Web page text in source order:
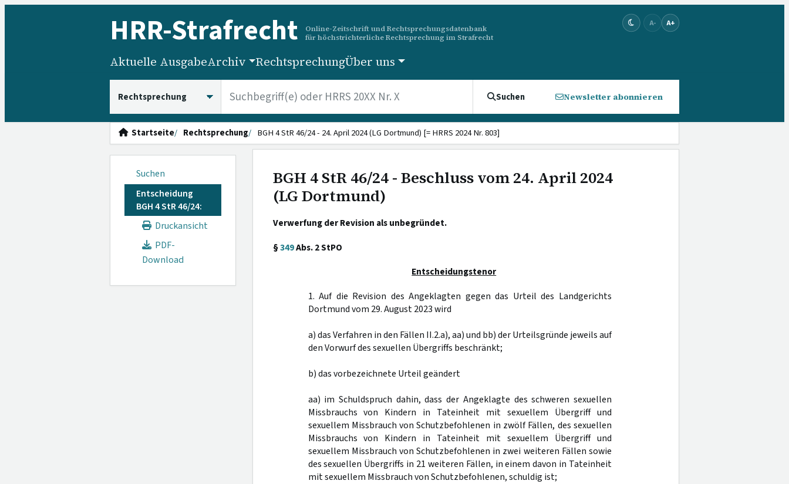
HRR-Strafrecht
Online-Zeitschrift und Rechtsprechungsdatenbank
für höchstrichterliche Rechtsprechung im Strafrecht
A- A+
Aktuelle AusgabeArchiv RechtsprechungÜber uns
Suchen Newsletter abonnieren
Startseite Rechtsprechung BGH 4 StR 46/24 - 24. April 2024 (LG Dortmund) [= HRRS 2024 Nr. 803]
Suchen
Entscheidung
BGH 4 StR 46/24:
Druckansicht
PDF-
Download
BGH 4 StR 46/24 - Beschluss vom 24. April 2024
(LG Dortmund)
Verwerfung der Revision als unbegründet.
§349Abs. 2 StPO
Entscheidungstenor
1. Auf die Revision des Angeklagten gegen das Urteil des Landgerichts
Dortmund vom 29. August 2023 wird
a) das Verfahren in den Fällen II.2.a), aa) und bb) der Urteilsgründe jeweils auf
den Vorwurf des sexuellen Übergriffs beschränkt;
b) das vorbezeichnete Urteil geändert
aa) im Schuldspruch dahin, dass der Angeklagte des schweren sexuellen
Missbrauchs von Kindern in Tateinheit mit sexuellem Übergriff und
sexuellem Missbrauch von Schutzbefohlenen in zwölf Fällen, des sexuellen
Missbrauchs von Kindern in Tateinheit mit sexuellem Übergriff und
sexuellem Missbrauch von Schutzbefohlenen in zwei weiteren Fällen sowie
des sexuellen Übergriffs in 21 weiteren Fällen, in einem davon in Tateinheit
mit sexuellem Missbrauch von Schutzbefohlenen, schuldig ist;